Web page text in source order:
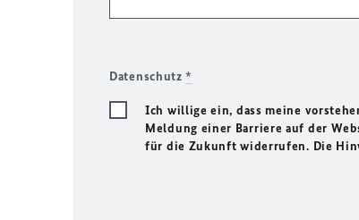
Datenschutz*
Ich willige ein, dass meine
Meldung einer Barriere auf der
für die Zukunft widerrufen. Die